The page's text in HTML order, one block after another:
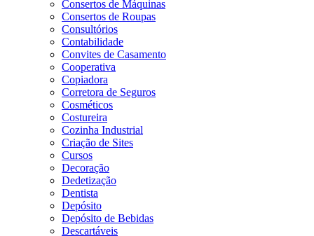
Consertos de Máquinas
Consertos de Roupas
Consultórios
Contabilidade
Convites de Casamento
Cooperativa
Copiadora
Corretora de Seguros
Cosméticos
Costureira
Cozinha Industrial
Criação de Sites
Cursos
Decoração
Dedetização
Dentista
Depósito
Depósito de Bebidas
Descartáveis